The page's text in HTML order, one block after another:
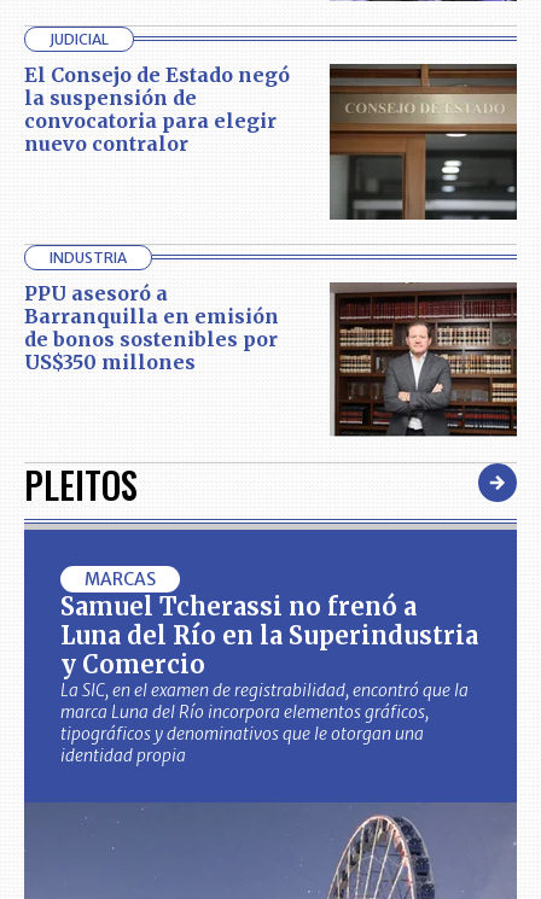
JUDICIAL
El Consejo de Estado negó
la suspensión de
convocatoria para elegir
nuevo contralor
INDUSTRIA
PPU asesoró a
Barranquilla en emisión
de bonos sostenibles por
US$350 millones
PLEITOS
MARCAS
Samuel Tcherassi no frenó a
Luna del Río en la Superindustria
y Comercio
La SIC, en el examen de registrabilidad, encontró que la
marca Luna del Río incorpora elementos gráficos,
tipográficos y denominativos que le otorgan una
identidad propia